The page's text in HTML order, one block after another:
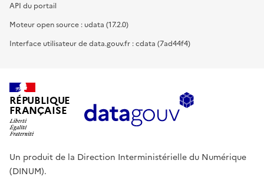
API du portail
Moteur open source : udata (17.2.0)
Interface utilisateur de data.gouv.fr : cdata (7ad44f4)
RÉPUBLIQUE
FRANÇAISE
Un produit de la Direction Interministérielle du Numérique
(DINUM).